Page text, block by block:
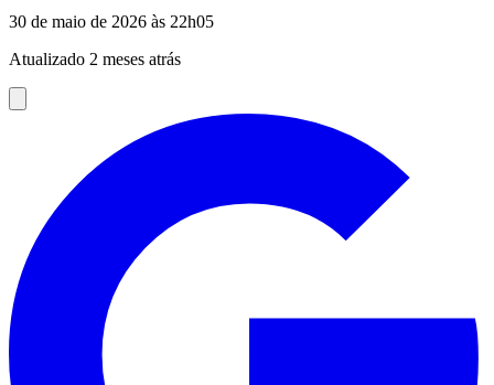
30 de maio de 2026 às 22h05
Atualizado 2 meses atrás